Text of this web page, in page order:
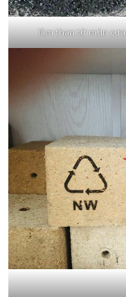
làm than từ mùn cưa